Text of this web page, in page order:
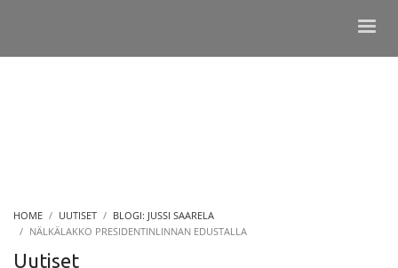
HOME UUTISET
BLOGI: JUSSI SAARELA
NÄLKÄLAKKO PRESIDENTINLINNAN EDUSTALLA
Uutiset